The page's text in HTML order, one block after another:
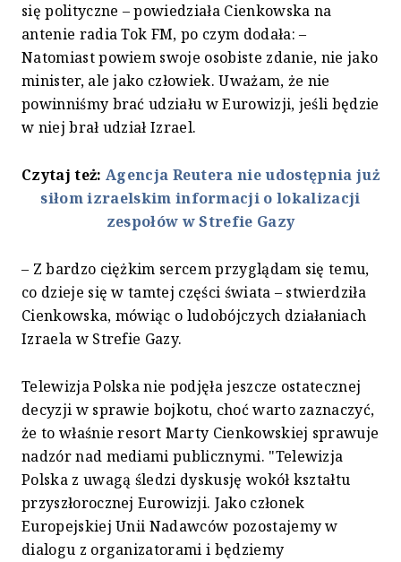
się polityczne – powiedziała Cienkowska na
antenie radia Tok FM, po czym dodała: –
Natomiast powiem swoje osobiste zdanie, nie jako
minister, ale jako człowiek. Uważam, że nie
powinniśmy brać udziału w Eurowizji, jeśli będzie
w niej brał udział Izrael.
Czytaj też: Agencja Reutera nie udostępnia już
siłom izraelskim informacji o lokalizacji
zespołów w Strefie Gazy
– Z bardzo ciężkim sercem przyglądam się temu,
co dzieje się w tamtej części świata – stwierdziła
Cienkowska, mówiąc o ludobójczych działaniach
Izraela w Strefie Gazy.
Telewizja Polska nie podjęła jeszcze ostatecznej
decyzji w sprawie bojkotu, choć warto zaznaczyć,
że to właśnie resort Marty Cienkowskiej sprawuje
nadzór nad mediami publicznymi. "Telewizja
Polska z uwagą śledzi dyskusję wokół kształtu
przyszłorocznej Eurowizji. Jako członek
Europejskiej Unii Nadawców pozostajemy w
dialogu z organizatorami i będziemy